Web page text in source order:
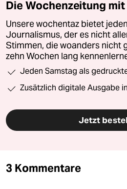
Die Wochenzeitung
Unsere wochentaz bietet
Journalismus, der es nicht
Stimmen, die woanders nicht
zehn Wochen lang
Jeden Samstag als
Zusätzlich digitale Ausgabe
Jetzt
3 Kommentare